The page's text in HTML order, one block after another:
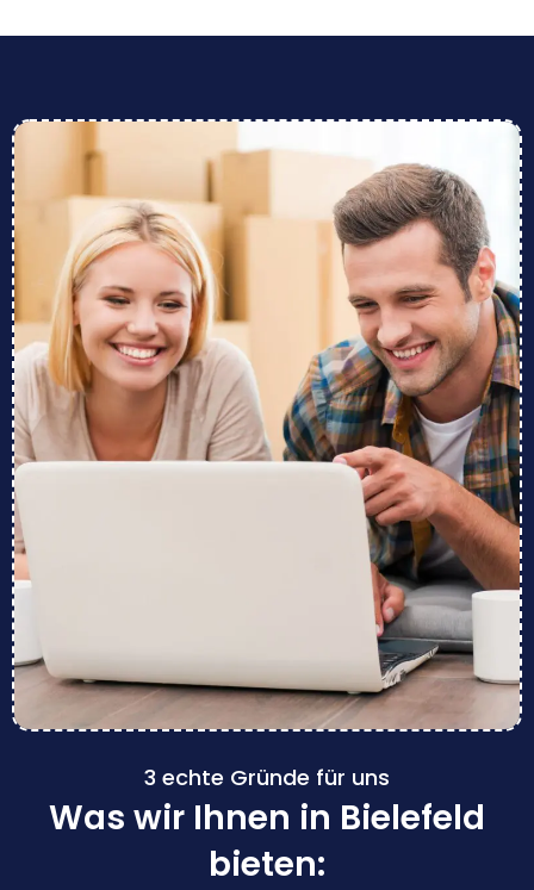
3 echte Gründe für uns
Was wir Ihnen in Bielefeld
bieten: